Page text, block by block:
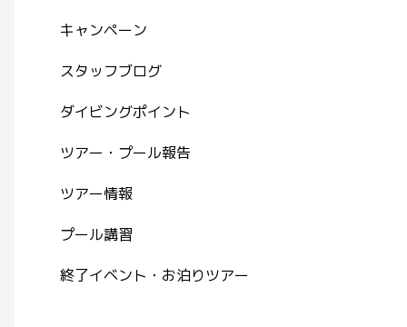
キャンペーン
スタッフブログ
ダイビングポイント
ツアー・プール報告
ツアー情報
プール講習
終了イベント・お泊りツアー